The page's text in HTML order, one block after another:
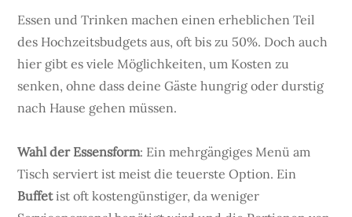
Essen und Trinken machen einen erheblichen Teil
des Hochzeitsbudgets aus, oft bis zu 50%. Doch auch
hier gibt es viele Möglichkeiten, um Kosten zu
senken, ohne dass deine Gäste hungrig oder durstig
nach Hause gehen müssen.
Wahl der Essensform: Ein mehrgängiges Menü am
Tisch serviert ist meist die teuerste Option. Ein
Buffetist oft kostengünstiger, da weniger